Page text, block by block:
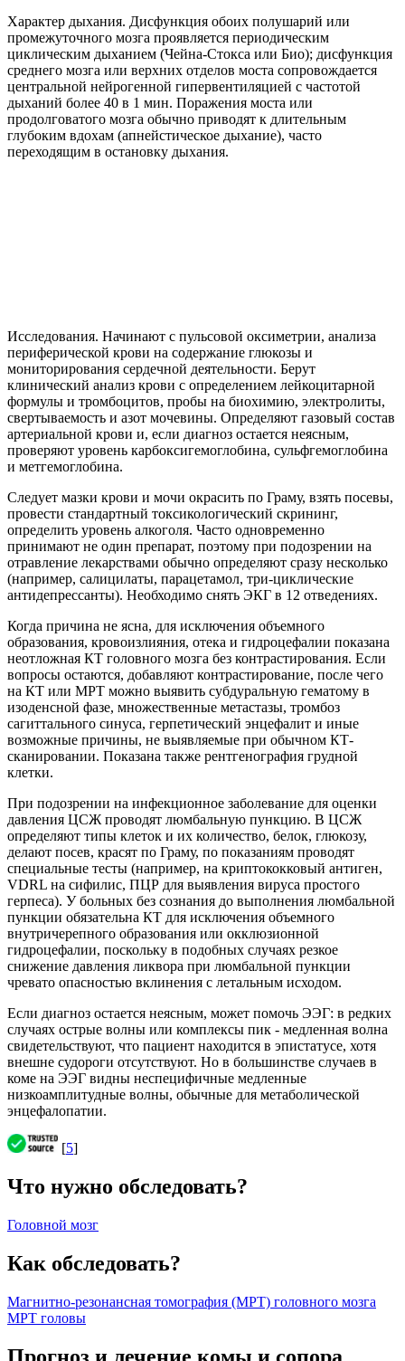
Характер дыхания. Дисфункция обоих полушарий или
промежуточного мозга проявляется периодическим
циклическим дыханием (Чейна-Стокса или Био); дисфункция
среднего мозга или верхних отделов моста сопровождается
центральной нейрогенной гипервентиляцией с частотой
дыханий более 40 в 1 мин. Поражения моста или
продолговатого мозга обычно приводят к длительным
глубоким вдохам (апнейстическое дыхание), часто
переходящим в остановку дыхания.
Исследования. Начинают с пульсовой оксиметрии, анализа
периферической крови на содержание глюкозы и
мониторирования сердечной деятельности. Берут
клинический анализ крови с определением лейкоцитарной
формулы и тромбоцитов, пробы на биохимию, электролиты,
свертываемость и азот мочевины. Определяют газовый состав
артериальной крови и, если диагноз остается неясным,
проверяют уровень карбоксигемоглобина, сульфгемоглобина
и метгемоглобина.
Следует мазки крови и мочи окрасить по Граму, взять посевы,
провести стандартный токсикологический скрининг,
определить уровень алкоголя. Часто одновременно
принимают не один препарат, поэтому при подозрении на
отравление лекарствами обычно определяют сразу несколько
(например, салицилаты, парацетамол, три-циклические
антидепрессанты). Необходимо снять ЭКГ в 12 отведениях.
Когда причина не ясна, для исключения объемного
образования, кровоизлияния, отека и гидроцефалии показана
неотложная КТ головного мозга без контрастирования. Если
вопросы остаются, добавляют контрастирование, после чего
на КТ или МРТ можно выявить субдуральную гематому в
изоденсной фазе, множественные метастазы, тромбоз
сагиттального синуса, герпетический энцефалит и иные
возможные причины, не выявляемые при обычном КТ-
сканировании. Показана также рентгенография грудной
клетки.
При подозрении на инфекционное заболевание для оценки
давления ЦСЖ проводят люмбальную пункцию. В ЦСЖ
определяют типы клеток и их количество, белок, глюкозу,
делают посев, красят по Граму, по показаниям проводят
специальные тесты (например, на криптококковый антиген,
VDRL на сифилис, ПЦР для выявления вируса простого
герпеса). У больных без сознания до выполнения люмбальной
пункции обязательна КТ для исключения объемного
внутричерепного образования или окклюзионной
гидроцефалии, поскольку в подобных случаях резкое
снижение давления ликвора при люмбальной пункции
чревато опасностью вклинения с летальным исходом.
Если диагноз остается неясным, может помочь ЭЭГ: в редких
случаях острые волны или комплексы пик - медленная волна
свидетельствуют, что пациент находится в эпистатусе, хотя
внешне судороги отсутствуют. Но в большинстве случаев в
коме на ЭЭГ видны неспецифичные медленные
низкоамплитудные волны, обычные для метаболической
энцефалопатии.
[5]
Что нужно обследовать?
Головной мозг
Как обследовать?
Магнитно-резонансная томография (МРТ) головного мозга
МРТ головы